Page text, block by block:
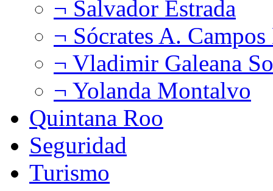
¬ Salvador Estrada
¬ Sócrates A.
¬ Vladimir Galeana
¬ Yolanda Montalvo
Quintana Roo
Seguridad
Turismo